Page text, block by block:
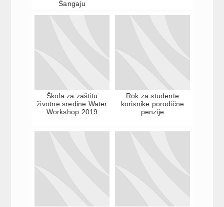
Šangaju
Škola za zaštitu
životne sredine Water
Workshop 2019
Rok za studente
korisnike porodične
penzije